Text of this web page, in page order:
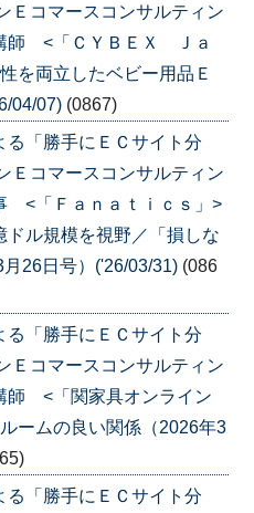
コマースコンサルティン
師 <「ＣＹＢＥＸ Ｊａ
を両立したベビー用品Ｅ
04/07) (0867)
る「勝手にＥＣサイト分
コマースコンサルティン
<「Ｆａｎａｔｉｃｓ」>
ル規模を視野／「損しな
26日号）('26/03/31) (086
る「勝手にＥＣサイト分
コマースコンサルティン
師 <「関家具オンライン
ームの良い関係（2026年3
る「勝手にＥＣサイト分